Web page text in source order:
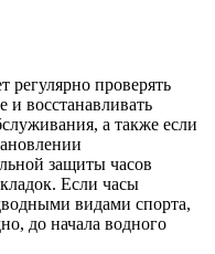
регулярно проверять
и восстанавливать
а также если
защиты часов
Если часы
видами спорта,
до начала водного